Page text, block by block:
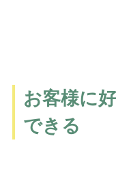
お客様に
できる